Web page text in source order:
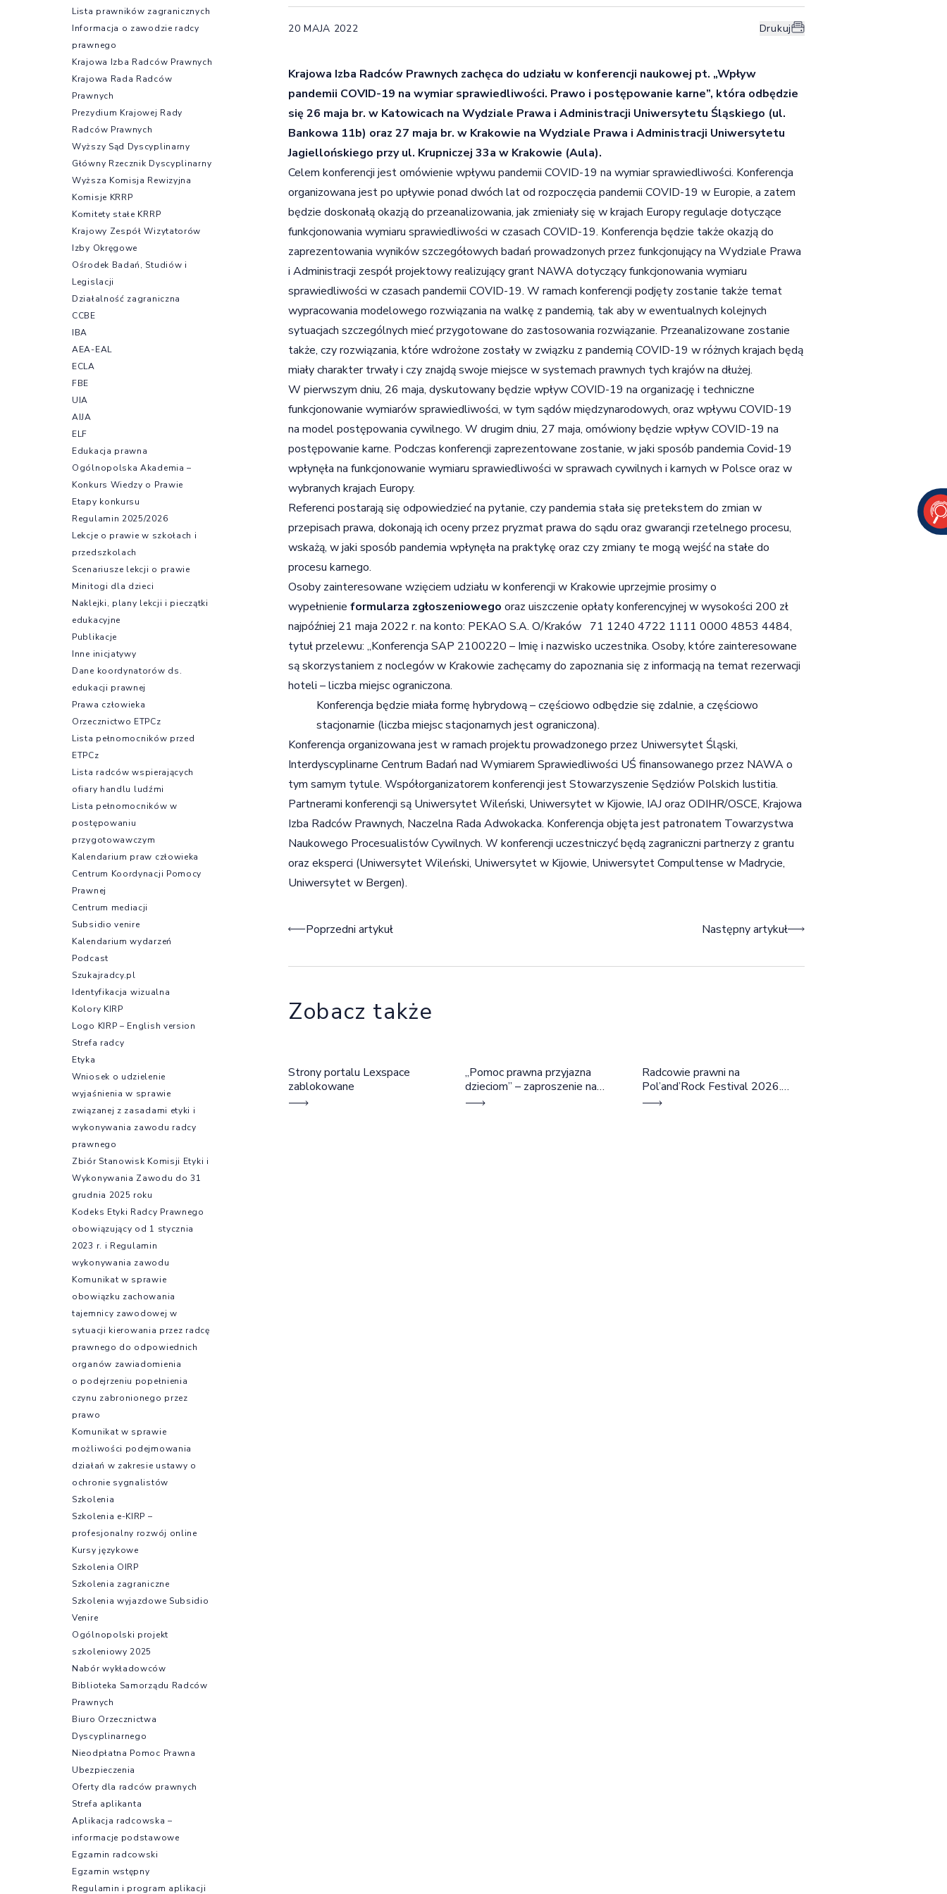
20 MAJA 2022 Drukuj
Krajowa Izba Radców Prawnych zachęca do udziału w konferencji naukowej pt. „Wpływ
pandemii COVID-19 na wymiar sprawiedliwości. Prawo i postępowanie karne”, która odbędzie
się 26 maja br. w Katowicach na Wydziale Prawa i Administracji Uniwersytetu Śląskiego (ul.
Bankowa 11b) oraz 27 maja br. w Krakowie na Wydziale Prawa i Administracji Uniwersytetu
Jagiellońskiego przy ul. Krupniczej 33a w Krakowie (Aula).
Celem konferencji jest omówienie wpływu pandemii COVID-19 na wymiar sprawiedliwości. Konferencja
organizowana jest po upływie ponad dwóch lat od rozpoczęcia pandemii COVID-19 w Europie, a zatem
będzie doskonałą okazją do przeanalizowania, jak zmieniały się w krajach Europy regulacje dotyczące
funkcjonowania wymiaru sprawiedliwości w czasach COVID-19. Konferencja będzie także okazją do
zaprezentowania wyników szczegółowych badań prowadzonych przez funkcjonujący na Wydziale Prawa
i Administracji zespół projektowy realizujący grant NAWA dotyczący funkcjonowania wymiaru
sprawiedliwości w czasach pandemii COVID-19. W ramach konferencji podjęty zostanie także temat
wypracowania modelowego rozwiązania na walkę z pandemią, tak aby w ewentualnych kolejnych
sytuacjach szczególnych mieć przygotowane do zastosowania rozwiązanie. Przeanalizowane zostanie
także, czy rozwiązania, które wdrożone zostały w związku z pandemią COVID-19 w różnych krajach będą
miały charakter trwały i czy znajdą swoje miejsce w systemach prawnych tych krajów na dłużej.
W pierwszym dniu, 26 maja, dyskutowany będzie wpływ COVID-19 na organizację i techniczne
funkcjonowanie wymiarów sprawiedliwości, w tym sądów międzynarodowych, oraz wpływu COVID-19
na model postępowania cywilnego. W drugim dniu, 27 maja, omówiony będzie wpływ COVID-19 na
postępowanie karne. Podczas konferencji zaprezentowane zostanie, w jaki sposób pandemia Covid-19
wpłynęła na funkcjonowanie wymiaru sprawiedliwości w sprawach cywilnych i karnych w Polsce oraz w
wybranych krajach Europy.
Referenci postarają się odpowiedzieć na pytanie, czy pandemia stała się pretekstem do zmian w
przepisach prawa, dokonają ich oceny przez pryzmat prawa do sądu oraz gwarancji rzetelnego procesu,
wskażą, w jaki sposób pandemia wpłynęła na praktykę oraz czy zmiany te mogą wejść na stałe do
procesu karnego.
Osoby zainteresowane wzięciem udziału w konferencji w Krakowie uprzejmie prosimy o
wypełnienieformularza zgłoszeniowego oraz uiszczenie opłaty konferencyjnej w wysokości 200 zł
najpóźniej 21 maja 2022 r. na konto: PEKAO S.A. O/Kraków 71 1240 4722 1111 0000 4853 4484,
tytuł przelewu: „Konferencja SAP 2100220 – Imię i nazwisko uczestnika. Osoby, które zainteresowane
są skorzystaniem z noclegów w Krakowie zachęcamy do zapoznania się z informacją na tematrezerwacji
hoteli – liczba miejsc ograniczona.
Konferencja będzie miała formę hybrydową – częściowo odbędzie się zdalnie, a częściowo
stacjonarnie (liczba miejsc stacjonarnych jest ograniczona).
Konferencja organizowana jest w ramach projektu prowadzonego przez Uniwersytet Śląski,
Interdyscyplinarne Centrum Badań nad Wymiarem Sprawiedliwości UŚ finansowanego przez NAWA o
tym samym tytule. Współorganizatorem konferencji jest Stowarzyszenie Sędziów Polskich Iustitia.
Partnerami konferencji są Uniwersytet Wileński, Uniwersytet w Kijowie, IAJ oraz ODIHR/OSCE, Krajowa
Izba Radców Prawnych, Naczelna Rada Adwokacka. Konferencja objęta jest patronatem Towarzystwa
Naukowego Procesualistów Cywilnych. W konferencji uczestniczyć będą zagraniczni partnerzy z grantu
oraz eksperci (Uniwersytet Wileński, Uniwersytet w Kijowie, Uniwersytet Compultense w Madrycie,
Uniwersytet w Bergen).
Nawigacja wpisu
Poprzedni artykuł Następny artykuł
Zobacz także
Strony portalu Lexspace
zablokowane
„Pomoc prawna przyjazna
dzieciom” – zaproszenie na
szkolenie
Radcowie prawni na
Pol’and’Rock Festival 2026.
Cztery dni rozmów, edukacji i
Lista prawników zagranicznych
Informacja o zawodzie radcy
prawnego
Krajowa Izba Radców Prawnych
Krajowa Rada Radców
Prawnych
Prezydium Krajowej Rady
Radców Prawnych
Wyższy Sąd Dyscyplinarny
Główny Rzecznik Dyscyplinarny
Wyższa Komisja Rewizyjna
Komisje KRRP
Komitety stałe KRRP
Krajowy Zespół Wizytatorów
Izby Okręgowe
Ośrodek Badań, Studiów i
Legislacji
Działalność zagraniczna
CCBE
IBA
AEA-EAL
ECLA
FBE
UIA
AIJA
ELF
Edukacja prawna
Ogólnopolska Akademia –
Konkurs Wiedzy o Prawie
Etapy konkursu
Regulamin 2025/2026
Lekcje o prawie w szkołach i
przedszkolach
Scenariusze lekcji o prawie
Minitogi dla dzieci
Naklejki, plany lekcji i pieczątki
edukacyjne
Publikacje
Inne inicjatywy
Dane koordynatorów ds.
edukacji prawnej
Prawa człowieka
Orzecznictwo ETPCz
Lista pełnomocników przed
ETPCz
Lista radców wspierających
ofiary handlu ludźmi
Lista pełnomocników w
postępowaniu
przygotowawczym
Kalendarium praw człowieka
Centrum Koordynacji Pomocy
Prawnej
Centrum mediacji
Subsidio venire
Kalendarium wydarzeń
Podcast
Szukajradcy.pl
Identyfikacja wizualna
Kolory KIRP
Logo KIRP – English version
Strefa radcy
Etyka
Wniosek o udzielenie
wyjaśnienia w sprawie
związanej z zasadami etyki i
wykonywania zawodu radcy
prawnego
Zbiór Stanowisk Komisji Etyki i
Wykonywania Zawodu do 31
grudnia 2025 roku
Kodeks Etyki Radcy Prawnego
obowiązujący od 1 stycznia
2023 r. i Regulamin
wykonywania zawodu
Komunikat w sprawie
obowiązku zachowania
tajemnicy zawodowej w
sytuacji kierowania przez radcę
prawnego do odpowiednich
organów zawiadomienia
o podejrzeniu popełnienia
czynu zabronionego przez
prawo
Komunikat w sprawie
możliwości podejmowania
działań w zakresie ustawy o
ochronie sygnalistów
Szkolenia
Szkolenia e-KIRP –
profesjonalny rozwój online
Kursy językowe
Szkolenia OIRP
Szkolenia zagraniczne
Szkolenia wyjazdowe Subsidio
Venire
Ogólnopolski projekt
szkoleniowy 2025
Nabór wykładowców
Biblioteka Samorządu Radców
Prawnych
Biuro Orzecznictwa
Dyscyplinarnego
Nieodpłatna Pomoc Prawna
Ubezpieczenia
Oferty dla radców prawnych
Strefa aplikanta
Aplikacja radcowska –
informacje podstawowe
Egzamin radcowski
Egzamin wstępny
Regulamin i program aplikacji